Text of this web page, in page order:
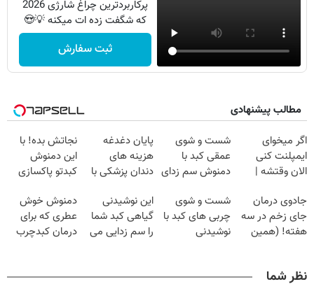
پرکاربردترین چراغ شارژی 2026
که شگفت زده ات میکنه 💡😍
ثبت سفارش
مطالب پیشنهادی
اگر میخوای
ایمپلنت کنی
الان وقتشه |
میلیون تومان!!!
شست و شوی
عمقی کبد با
دمنوش سم زدای
پایان دغدغه
هزینه های
دندان پزشکی با
خانگی
نجاتش بده! با
این دمنوش
کبدتو پاکسازی
مرجوعی
جادوی درمان
جای زخم در سه
هفته! (همین
شست و شوی
چربی های کبد با
نوشیدنی
این نوشیدنی
گیاهی کبد شما
را سم زدایی می
دمنوش خوش
عطری که برای
درمان کبدچرب
نظر شما